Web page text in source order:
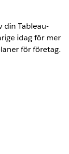
din Tableau-
idag för mer
för företag.